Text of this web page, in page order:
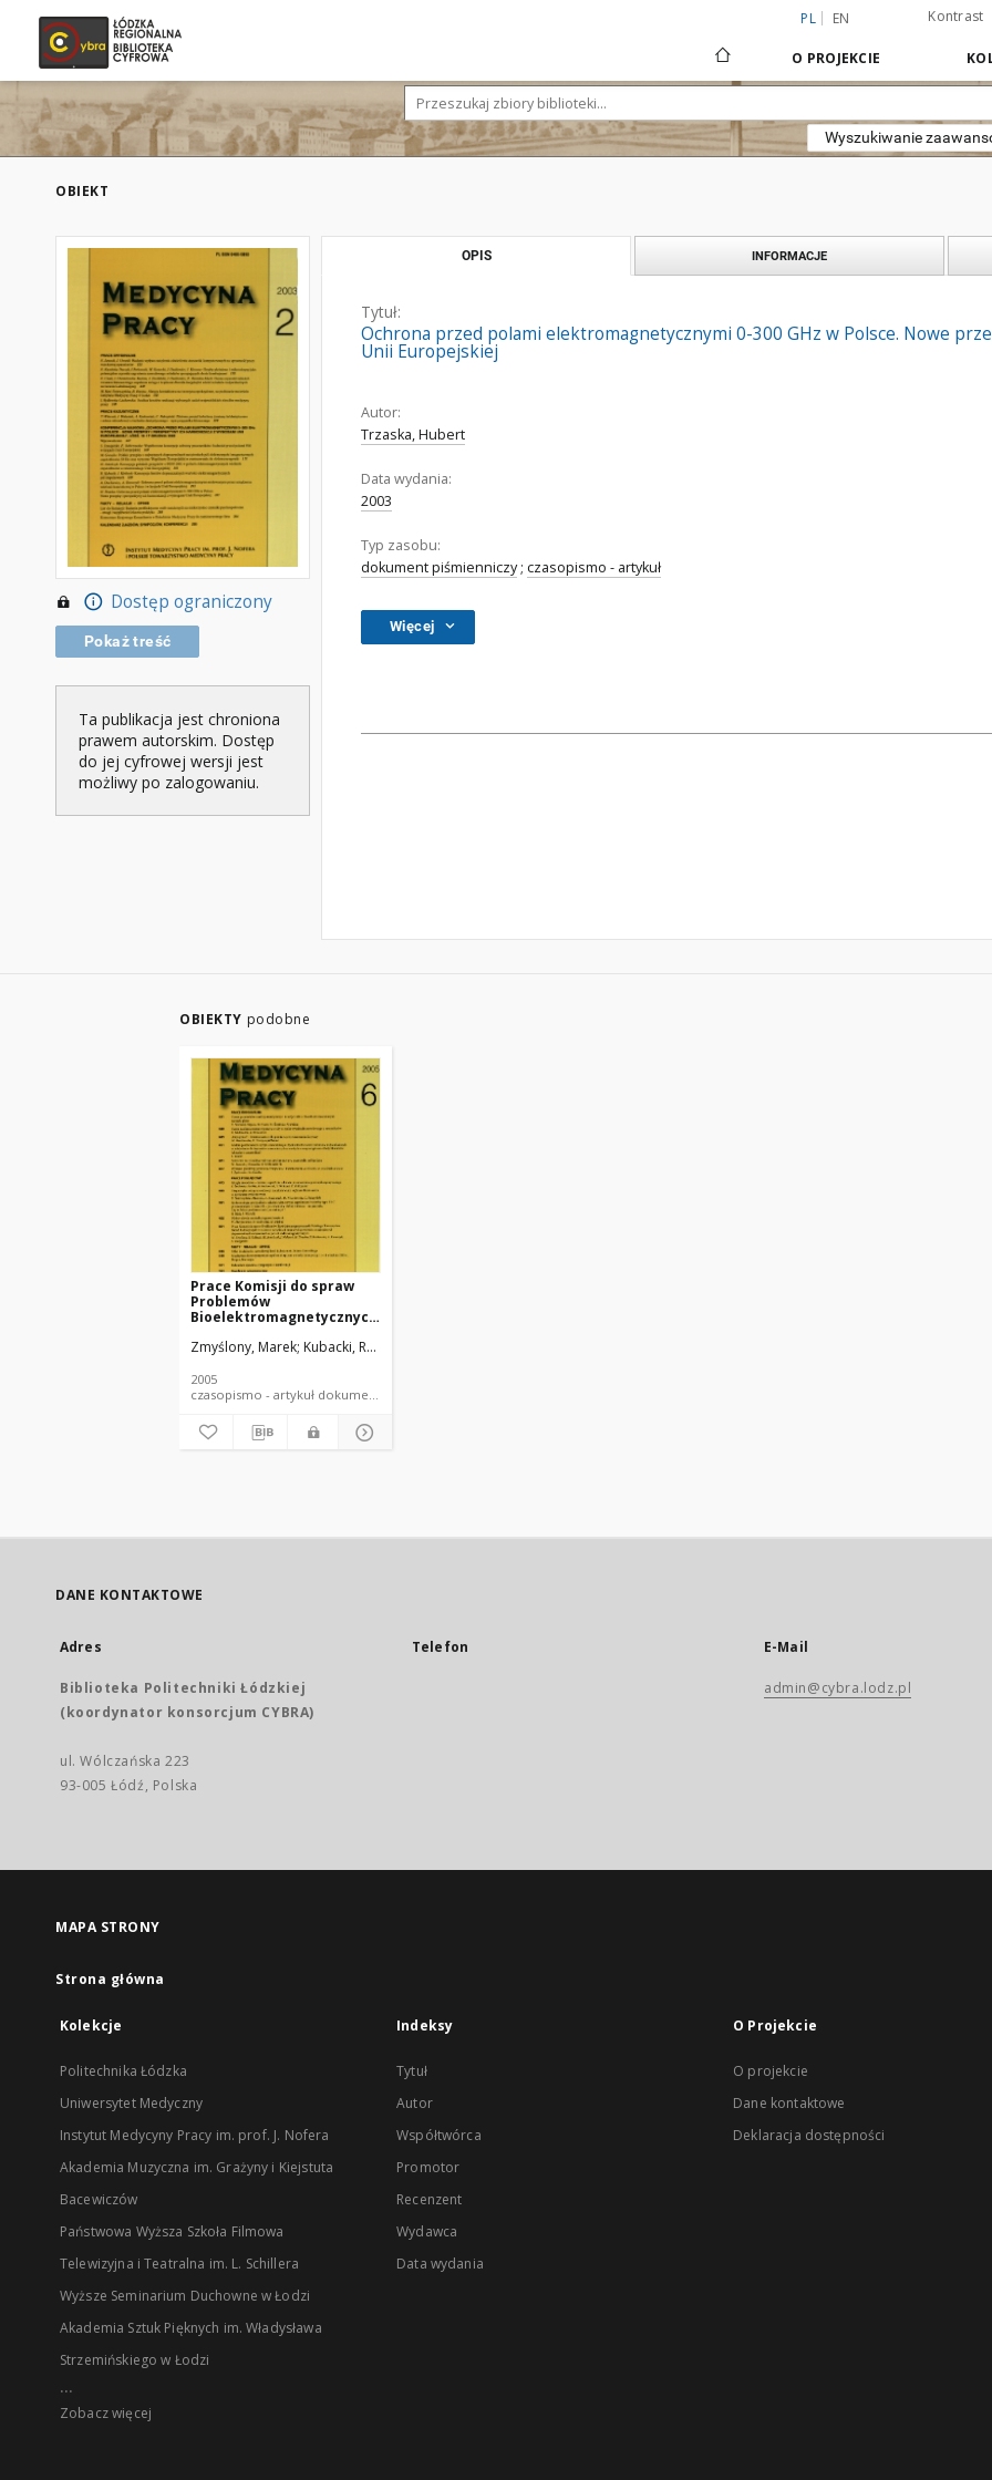
PL EN Kontrast
O PROJEKCIE
Wyszukiwanie
OBIEKT
Dostęp ograniczony
Pokaż treść
Ta publikacja jest chroniona
prawem autorskim. Dostęp
do jej cyfrowej wersji jest
możliwy po zalogowaniu.
OPIS INFORMACJE
Tytuł:
Ochrona przed polami elektromagnetycznymi 0-300 GHz w Polsce. Nowe
Unii Europejskiej
Autor:
Trzaska, Hubert
Data wydania:
2003
Typ zasobu:
dokument piśmienniczy; czasopismo - artykuł
Więcej
OBIEKTY podobne
Prace Komisji do spraw
Problemów
Bioelektromagnetycznych
Badań Radiacyjnych w
krajowych przepisów o
najwyższych
natężeniach w polach
eletromagnetycznych
Zmyślony, Marek Kubacki, Roman
2005
czasopismo - artykuł dokument piśmienniczy
DANE KONTAKTOWE
Adres
Biblioteka Politechniki Łódzkiej
(koordynator konsorcjum CYBRA)
ul. Wólczańska 223
93-005 Łódź, Polska
Telefon E-Mail
admin@cybra.lodz.pl
MAPA STRONY
Strona główna
Kolekcje
Politechnika Łódzka
Uniwersytet Medyczny
Instytut Medycyny Pracy im. prof. J. Nofera
Akademia Muzyczna im. Grażyny i Kiejstuta
Bacewiczów
Państwowa Wyższa Szkoła Filmowa
Telewizyjna i Teatralna im. L. Schillera
Wyższe Seminarium Duchowne w Łodzi
Akademia Sztuk Pięknych im. Władysława
Strzemińskiego w Łodzi
...
Zobacz więcej
Indeksy
Tytuł
Autor
Współtwórca
Promotor
Recenzent
Wydawca
Data wydania
O Projekcie
O projekcie
Dane kontaktowe
Deklaracja dostępności